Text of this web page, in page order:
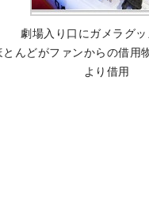
劇場入り口にガメラグ
んどがファンからの借用
より借用